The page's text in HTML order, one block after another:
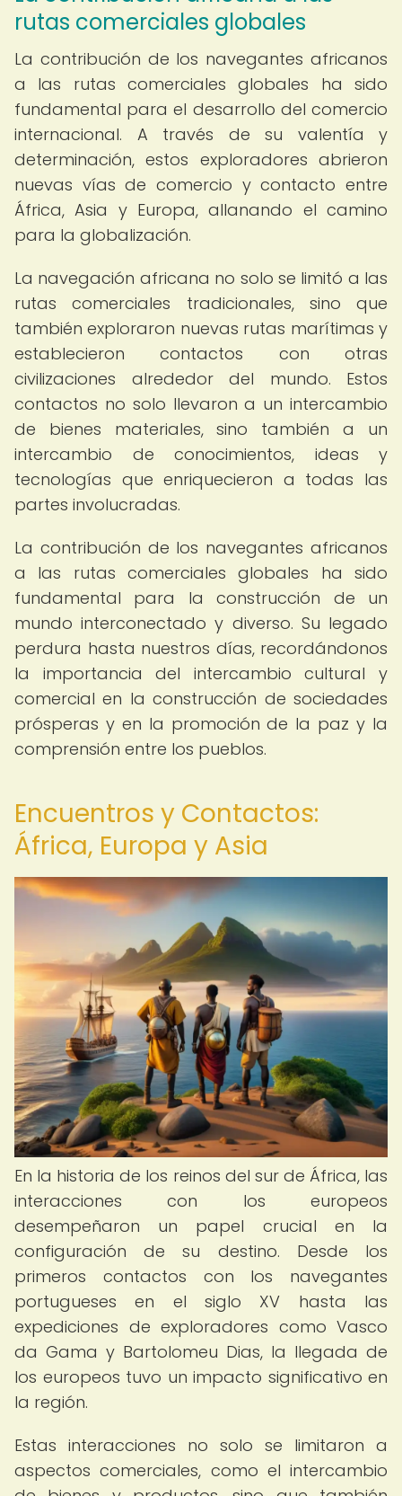
rutas comerciales globales
La contribución de los navegantes africanos
a las rutas comerciales globales ha sido
fundamental para el desarrollo del comercio
internacional. A través de su valentía y
determinación, estos exploradores abrieron
nuevas vías de comercio y contacto entre
África, Asia y Europa, allanando el camino
para la globalización.
La navegación africana no solo se limitó a las
rutas comerciales tradicionales, sino que
también exploraron nuevas rutas marítimas y
establecieron contactos con otras
civilizaciones alrededor del mundo. Estos
contactos no solo llevaron a un intercambio
de bienes materiales, sino también a un
intercambio de conocimientos, ideas y
tecnologías que enriquecieron a todas las
partes involucradas.
La contribución de los navegantes africanos
a las rutas comerciales globales ha sido
fundamental para la construcción de un
mundo interconectado y diverso. Su legado
perdura hasta nuestros días, recordándonos
la importancia del intercambio cultural y
comercial en la construcción de sociedades
prósperas y en la promoción de la paz y la
comprensión entre los pueblos.
Encuentros y Contactos:
África, Europa y Asia
En la historia de los reinos del sur de África, las
interacciones con los europeos
desempeñaron un papel crucial en la
configuración de su destino. Desde los
primeros contactos con los navegantes
portugueses en el siglo XV hasta las
expediciones de exploradores como Vasco
da Gama y Bartolomeu Dias, la llegada de
los europeos tuvo un impacto significativo en
la región.
Estas interacciones no solo se limitaron a
aspectos comerciales, como el intercambio